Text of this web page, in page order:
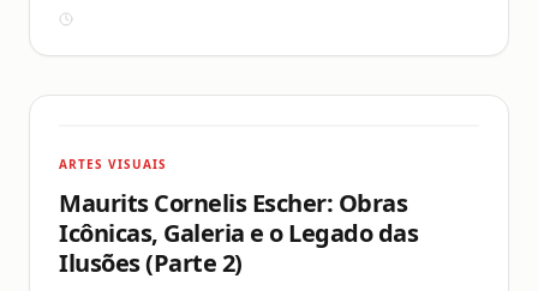
ARTES VISUAIS
Maurits Cornelis Escher: Obras
Icônicas, Galeria e o Legado das
Ilusões (Parte 2)